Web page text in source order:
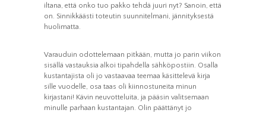
iltana, että onko tuo pakko tehdä juuri nyt? Sanoin, että
on. Sinnikkäästi toteutin suunnitelmani, jännityksestä
huolimatta.
Varauduin odottelemaan pitkään, mutta jo parin viikon
sisällä vastauksia alkoi tipahdella sähköpostiin. Osalla
kustantajista oli jo vastaavaa teemaa käsittelevä kirja
sille vuodelle, osa taas oli kiinnostuneita minun
kirjastani! Kävin neuvotteluita, ja pääsin valitsemaan
minulle parhaan kustantajan. Olin päättänyt jo